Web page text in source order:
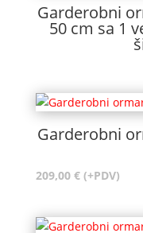
Garderobni
50 cm sa 1
Garderobni
209,00 € (+PDV)